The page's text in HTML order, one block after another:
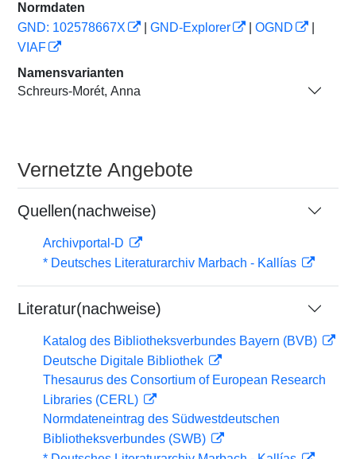
Normdaten
GND: 102578667X
GND-Explorer OGND
VIAF
Namensvarianten
Schreurs-Morét, Anna
Vernetzte Angebote
Quellen(nachweise)
Archivportal-D
* Deutsches Literaturarchiv Marbach - Kallías
Literatur(nachweise)
Katalog des Bibliotheksverbundes Bayern (BVB)
Deutsche Digitale Bibliothek
Thesaurus des Consortium of European Research
Libraries (CERL)
Normdateneintrag des Südwestdeutschen
Bibliotheksverbundes (SWB)